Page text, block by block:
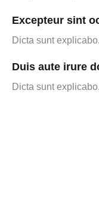
Excepteur sint
Dicta sunt
Duis aute irure
Dicta sunt